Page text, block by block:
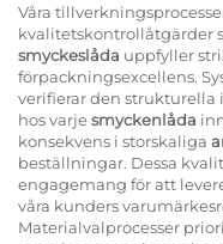
Våra
kvalitetskontrollåtgärder
smyckeslåda uppfyller
förpackningsexcellens.
verifierar den
hos varjesmyckenlåda
konsekvens i storskaliga
beställningar. Dessa
engagemang för att
våra kunders
Materialvalprocesser